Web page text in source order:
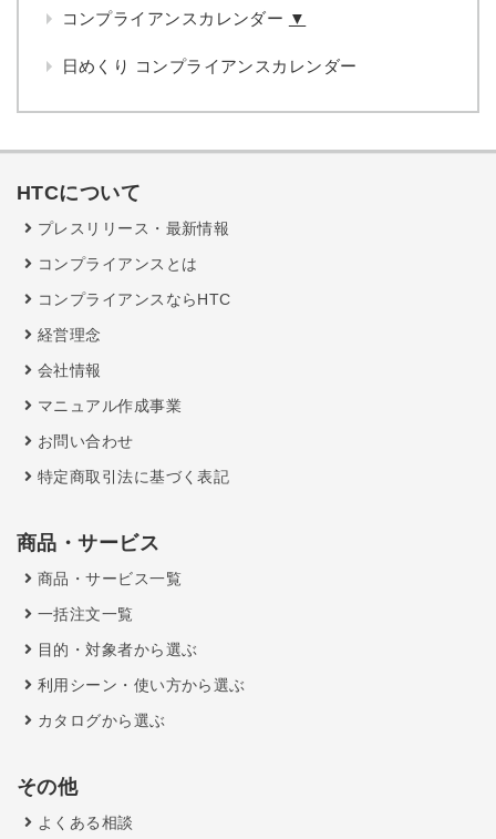
コンプライアンスカレンダー ▼
日めくり コンプライアンスカレンダー
HTCについて
プレスリリース・最新情報
コンプライアンスとは
コンプライアンスならHTC
経営理念
会社情報
マニュアル作成事業
お問い合わせ
特定商取引法に基づく表記
商品・サービス
商品・サービス一覧
一括注文一覧
目的・対象者から選ぶ
利用シーン・使い方から選ぶ
カタログから選ぶ
その他
よくある相談